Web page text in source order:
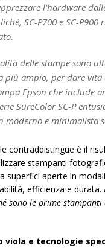
l’hardware
SC-P700 e SC-
delle stampe sono
più ampio, per dare
Epson che include
SureColor SC-P
moderno e minimalista
contraddistingue è il
stampanti
superfici aperte in
efficienza e durata.
sono le prime
viola e tecnologie